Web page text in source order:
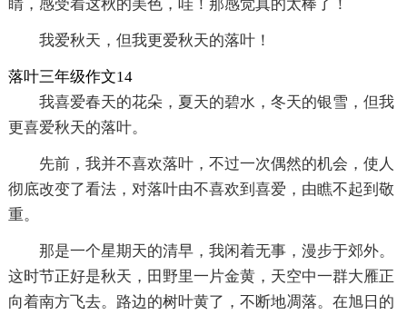
睛，感受着这秋的美色，哇！那感觉真的太棒了！
我爱秋天，但我更爱秋天的落叶！
落叶三年级作文14
我喜爱春天的花朵，夏天的碧水，冬天的银雪，但我
更喜爱秋天的落叶。
先前，我并不喜欢落叶，不过一次偶然的机会，使人
彻底改变了看法，对落叶由不喜欢到喜爱，由瞧不起到敬
重。
那是一个星期天的清早，我闲着无事，漫步于郊外。
这时节正好是秋天，田野里一片金黄，天空中一群大雁正
向着南方飞去。路边的树叶黄了，不断地凋落。在旭日的